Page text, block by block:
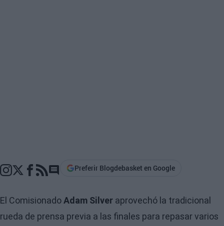
Go to comments section
Preferir Blogdebasket en Google
El ComisionadoAdam Silver aprovechó la tradicional
rueda de prensa previa a las finales para repasar varios